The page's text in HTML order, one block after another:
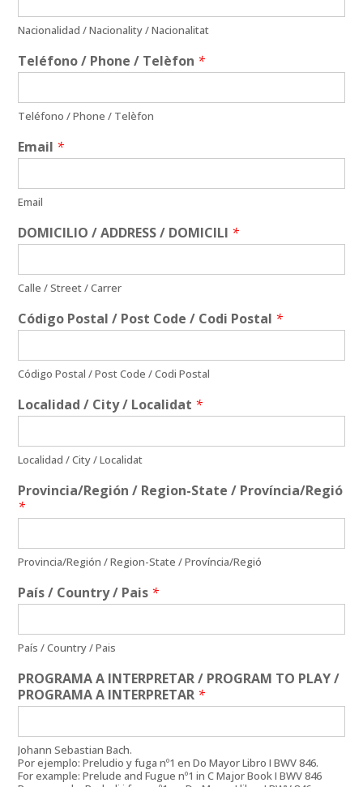
Nacionalidad / Nacionality / Nacionalitat
Teléfono / Phone / Telèfon *
Teléfono / Phone / Telèfon
Email *
Email
DOMICILIO / ADDRESS / DOMICILI *
Calle / Street / Carrer
Código Postal / Post Code / Codi Postal *
Código Postal / Post Code / Codi Postal
Localidad / City / Localidat *
Localidad / City / Localidat
Provincia/Región / Region-State / Província/Regió
*
Provincia/Región / Region-State / Província/Regió
País / Country / Pais *
País / Country / Pais
PROGRAMA A INTERPRETAR / PROGRAM TO PLAY /
PROGRAMA A INTERPRETAR *
Johann Sebastian Bach.
Por ejemplo: Preludio y fuga nº1 en Do Mayor Libro I BWV 846.
For example: Prelude and Fugue nº1 in C Major Book I BWV 846